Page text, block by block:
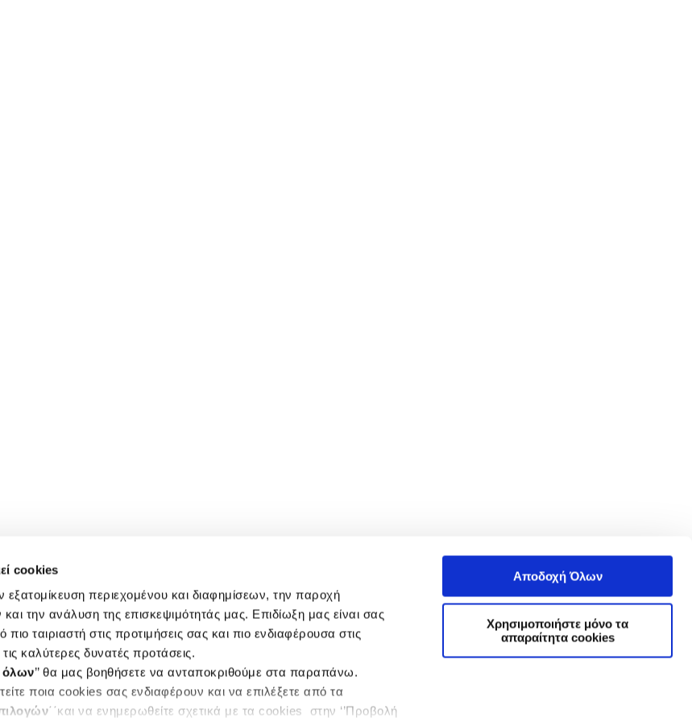
cookies
εξατομίκευση περιεχομένου και διαφημίσεων, την παροχή
την ανάλυση της επισκεψιμότητάς μας. Επιδίωξη μας είναι σας
ταιριαστή στις προτιμήσεις σας και πιο ενδιαφέρουσα στις
καλύτερες δυνατές προτάσεις.
’’ θα μας βοηθήσετε να ανταποκριθούμε στα παραπάνω.
ποια cookies σας ενδιαφέρουν και να επιλέξετε από τα
΄΄και να ενημερωθείτε σχετικά με τα cookies στην ‘’Προβολή
Αποδοχή Όλων
Χρησιμοποιήστε μόνο τα
απαραίτητα cookies